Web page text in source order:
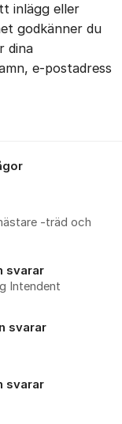
inlägg eller
godkänner du
dina
e-postadress
-träd och
svarar
Intendent
svarar
svarar